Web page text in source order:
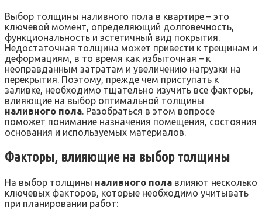
Выбор толщины наливного пола в квартире – это
ключевой момент, определяющий долговечность,
функциональность и эстетичный вид покрытия.
Недостаточная толщина может привести к трещинам и
деформациям, в то время как избыточная – к
неоправданным затратам и увеличению нагрузки на
перекрытия. Поэтому, прежде чем приступать к
заливке, необходимо тщательно изучить все факторы,
влияющие на выбор оптимальной толщины
наливного пола. Разобраться в этом вопросе
поможет понимание назначения помещения, состояния
основания и используемых материалов.
Факторы, влияющие на выбор толщины
На выбор толщины наливного пола влияют несколько
ключевых факторов, которые необходимо учитывать
при планировании работ: